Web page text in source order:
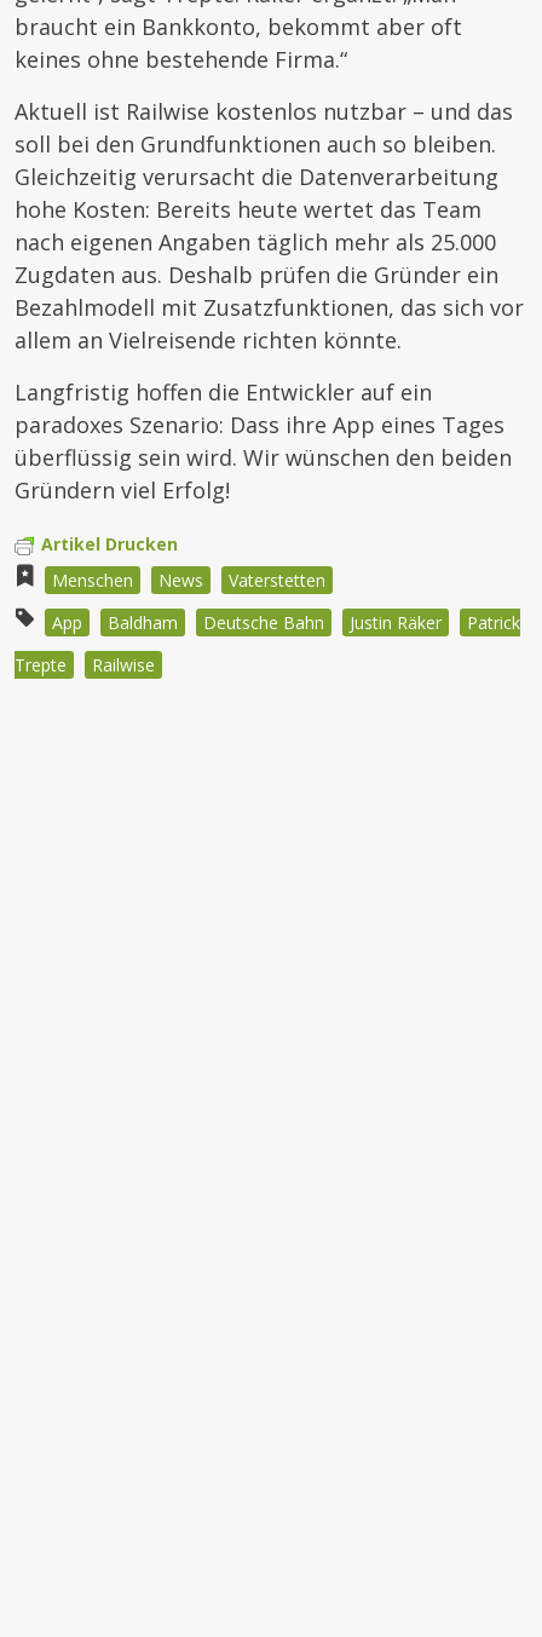
braucht ein Bankkonto, bekommt aber oft
keines ohne bestehende Firma.“
Aktuell ist Railwise kostenlos nutzbar – und das
soll bei den Grundfunktionen auch so bleiben.
Gleichzeitig verursacht die Datenverarbeitung
hohe Kosten: Bereits heute wertet das Team
nach eigenen Angaben täglich mehr als 25.000
Zugdaten aus. Deshalb prüfen die Gründer ein
Bezahlmodell mit Zusatzfunktionen, das sich vor
allem an Vielreisende richten könnte.
Langfristig hoffen die Entwickler auf ein
paradoxes Szenario: Dass ihre App eines Tages
überflüssig sein wird. Wir wünschen den beiden
Gründern viel Erfolg!
Artikel Drucken
Menschen
News
Vaterstetten
App
Baldham Deutsche Bahn Justin Räker
Patrick
Trepte
Railwise